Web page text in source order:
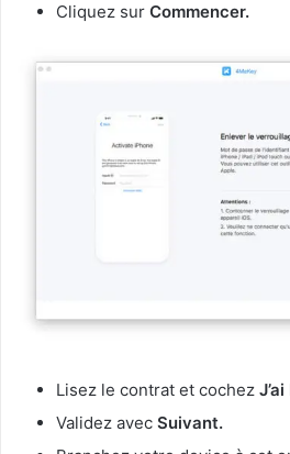
Cliquez sur Commencer.
Lisez le contrat et cochez
Validez avec Suivant.